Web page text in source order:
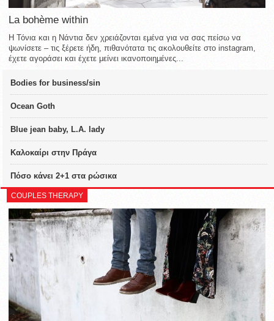
La bohème within
Η Τόνια και η Νάντια δεν χρειάζονται εμένα για να σας πείσω να
ψωνίσετε – τις ξέρετε ήδη, πιθανότατα τις ακολουθείτε στο instagram,
έχετε αγοράσει και έχετε μείνει ικανοποιημένες...
Bodies for business/sin
Ocean Goth
Blue jean baby, L.A. lady
Καλοκαίρι στην Πράγα
Πόσο κάνει 2+1 στα ρώσικα
COUPLES THERAPY